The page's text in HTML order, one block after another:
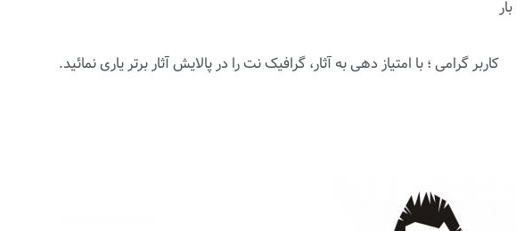
کاربر گرامی ؛ با امتیاز دهیبه آثار، گرافیک نت را در پالایش آثار برتر یاری نمائید.